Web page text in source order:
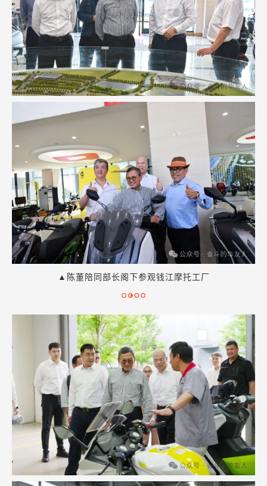
▲陈董陪同部长阁下参观钱江摩托工厂